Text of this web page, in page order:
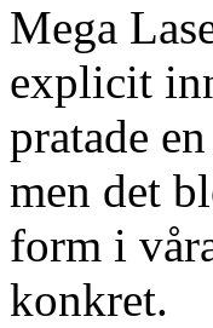
Mega
explicit
pratade
men det
form i
konkret.